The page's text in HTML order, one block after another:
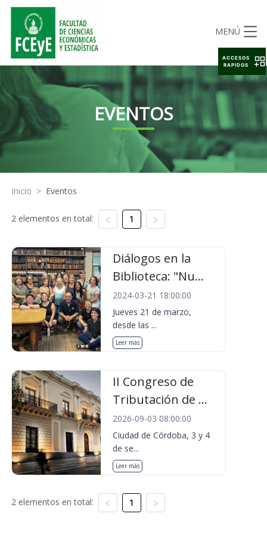
MENÚ
EVENTOS
Inicio > Eventos
2 elementos en total: 1
Diálogos en la
Biblioteca: "Nu...
2024-03-21 18:00:00
Jueves 21 de marzo,
desde las ...
Leer más
II Congreso de
Tributación de ...
2026-09-03 08:00:00
Ciudad de Córdoba, 3 y 4
de se...
Leer más
2 elementos en total: 1
ACCESOS
RAPIDOS